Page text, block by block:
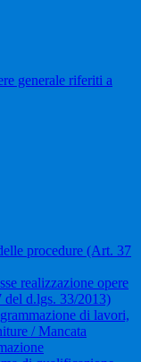
generale riferiti a
procedure (Art. 37
realizzazione opere
d.lgs. 33/2013)
di lavori,
/ Mancata